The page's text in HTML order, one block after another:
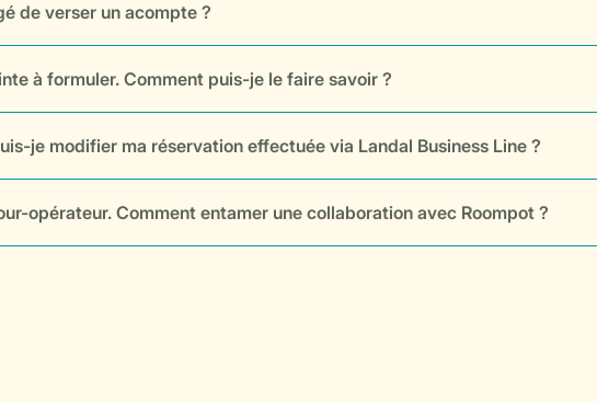
de verser un acompte ?
à formuler. Comment puis-je le faire savoir ?
je modifier ma réservation effectuée via Landal Business Line ?
opérateur. Comment entamer une collaboration avec Roompot ?